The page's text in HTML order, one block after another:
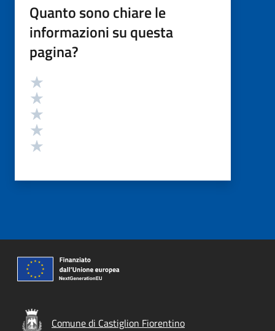
Quanto sono chiare le
informazioni su questa
pagina?
Valutazione
Comune di Castiglion Fiorentino